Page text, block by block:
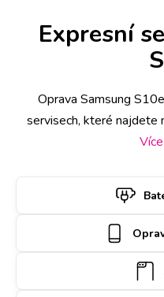
Expresní
Oprava Samsung
servisech, které najdete
úkony stihneme už do 30
si termín a hodinu online.
také může
zaveze zpět. Kvalitu
za díly ručíme